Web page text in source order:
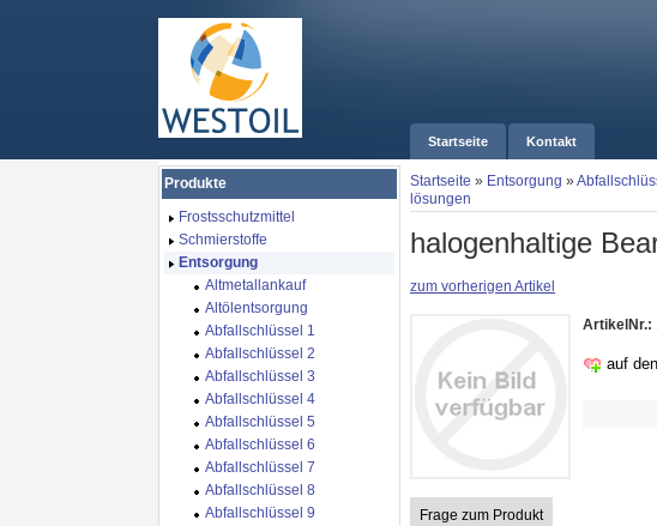
Startseite Kontakt
Startseite » Entsorgung »
lösungen
halogenhaltige
zum vorherigen Artikel
ArtikelNr.:
auf
Frage zum Produkt
Produkte
Frostsschutzmittel
Schmierstoffe
Entsorgung
Altmetallankauf
Altölentsorgung
Abfallschlüssel 1
Abfallschlüssel 2
Abfallschlüssel 3
Abfallschlüssel 4
Abfallschlüssel 5
Abfallschlüssel 6
Abfallschlüssel 7
Abfallschlüssel 8
Abfallschlüssel 9